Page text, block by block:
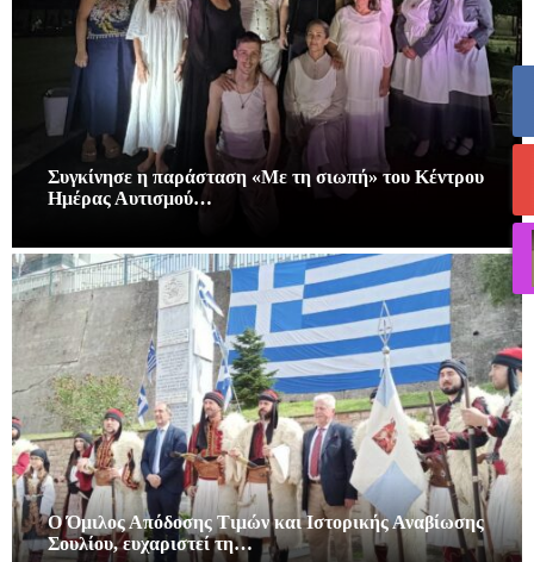
Συγκίνησε η παράσταση «Με τη σιωπή» του Κέντρου
Ημέρας Αυτισμού…
Ο Όμιλος Απόδοσης Τιμών και Ιστορικής Αναβίωσης
Σουλίου, ευχαριστεί τη…